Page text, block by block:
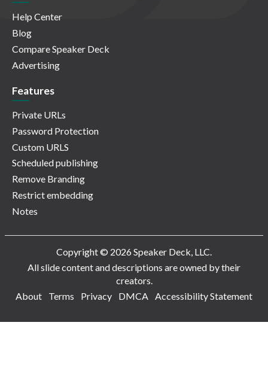
Help Center
Blog
Compare Speaker Deck
Advertising
Features
Private URLs
Password Protection
Custom URLS
Scheduled publishing
Remove Branding
Restrict embedding
Notes
Copyright © 2026 Speaker Deck, LLC.
All slide content and descriptions are owned by their
creators.
About
Terms Privacy DMCA Accessibility Statement